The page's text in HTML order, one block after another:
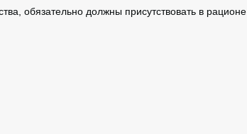
обязательно должны присутствовать в рационе